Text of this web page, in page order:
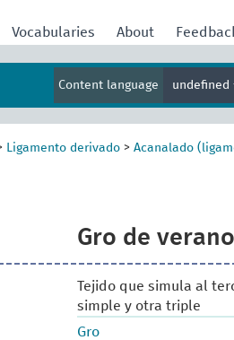
Vocabularies About
Content language undefined
Ligamento derivado > Acanalado
Gro de verano
Tejido que simula al
simple y otra triple
Gro